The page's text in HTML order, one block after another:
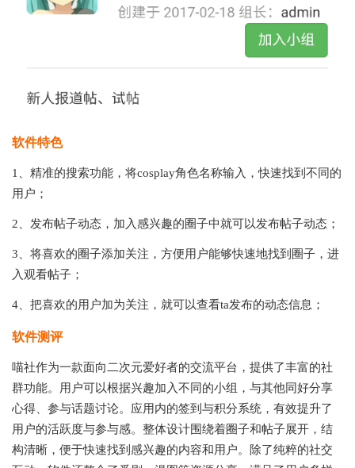
软件特色
1、精准的搜索功能，将cosplay角色名称输入，快速找到不同的
用户；
2、发布帖子动态，加入感兴趣的圈子中就可以发布帖子动态；
3、将喜欢的圈子添加关注，方便用户能够快速地找到圈子，进
入观看帖子；
4、把喜欢的用户加为关注，就可以查看ta发布的动态信息；
软件测评
喵社作为一款面向二次元爱好者的交流平台，提供了丰富的社
群功能。用户可以根据兴趣加入不同的小组，与其他同好分享
心得、参与话题讨论。应用内的签到与积分系统，有效提升了
用户的活跃度与参与感。整体设计围绕着圈子和帖子展开，结
构清晰，便于快速找到感兴趣的内容和用户。除了纯粹的社交